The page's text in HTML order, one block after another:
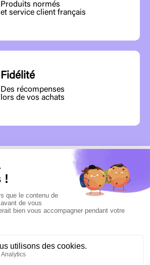
Produits normés
et service client français
Fidélité
Des récompenses
lors de vos achats